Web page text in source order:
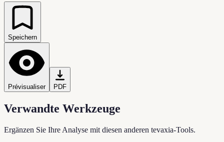
Speichern
Prévisualiser PDF
Verwandte Werkzeuge
Ergänzen Sie Ihre Analyse mit diesen anderen tevaxia-Tools.